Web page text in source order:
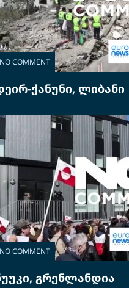
NO COMMENT
ქანუნი, ლიბანი
NO COMMENT
გრენლანდია